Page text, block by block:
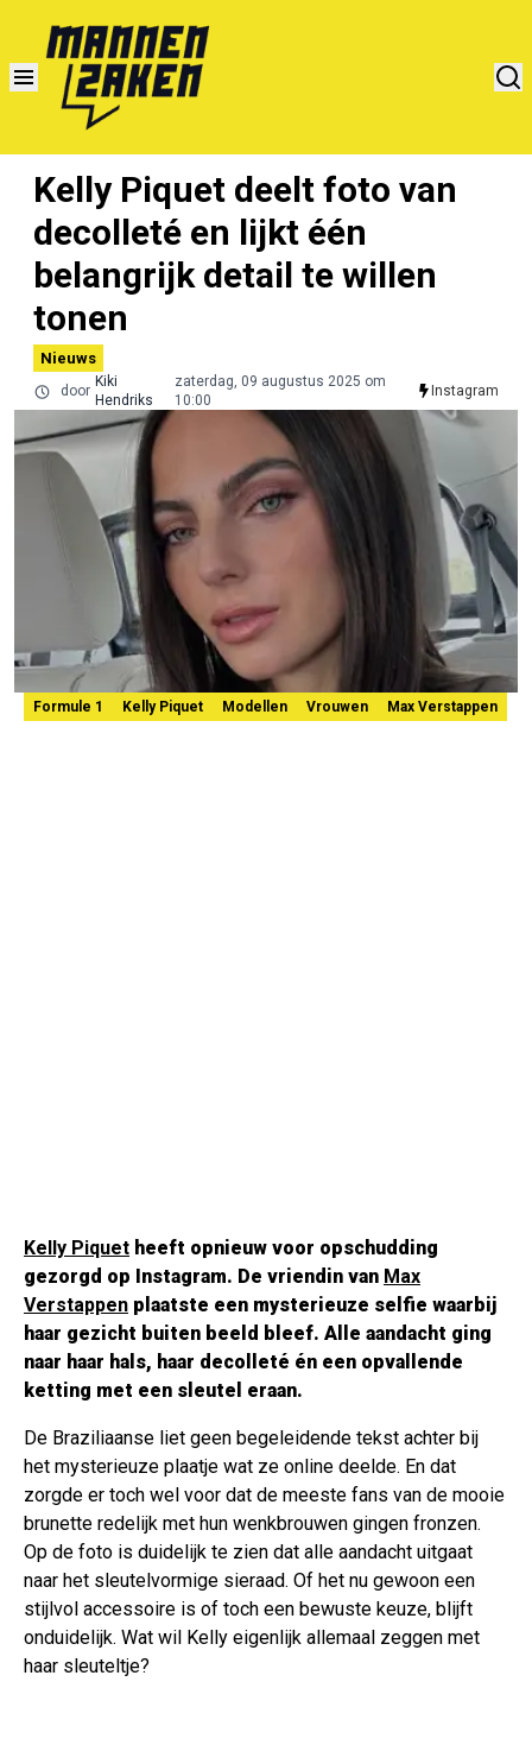
Kelly Piquet deelt foto van
decolleté en lijkt één
belangrijk detail te willen
tonen
Nieuws
door
Kiki
Hendriks
zaterdag, 09 augustus 2025 om
10:00
Instagram
Formule 1 Kelly Piquet Modellen Vrouwen Max Verstappen
Kelly Piquet heeft opnieuw voor opschudding
gezorgd op Instagram. De vriendin van Max
Verstappen plaatste een mysterieuze selfie waarbij
haar gezicht buiten beeld bleef. Alle aandacht ging
naar haar hals, haar decolleté én een opvallende
ketting met een sleutel eraan.
De Braziliaanse liet geen begeleidende tekst achter bij
het mysterieuze plaatje wat ze online deelde. En dat
zorgde er toch wel voor dat de meeste fans van de mooie
brunette redelijk met hun wenkbrouwen gingen fronzen.
Op de foto is duidelijk te zien dat alle aandacht uitgaat
naar het sleutelvormige sieraad. Of het nu gewoon een
stijlvol accessoire is of toch een bewuste keuze, blijft
onduidelijk. Wat wil Kelly eigenlijk allemaal zeggen met
haar sleuteltje?